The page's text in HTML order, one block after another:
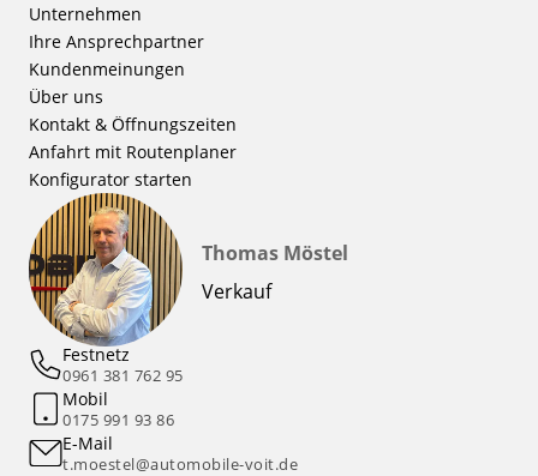
Unternehmen
Ihre Ansprechpartner
Kundenmeinungen
Über uns
Kontakt & Öffnungszeiten
Anfahrt mit Routenplaner
Konfigurator starten
Thomas Möstel
Verkauf
Festnetz
0961 381 762 95
Mobil
0175 991 93 86
E-Mail
t.moestel@automobile-voit.de